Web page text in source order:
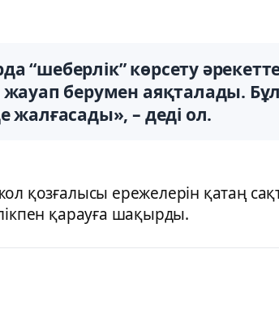
“шеберлік” көрсету
берумен аяқталады.
жалғасады», – деді ол.
қозғалысы ережелерін қатаң
қарауға шақырды.